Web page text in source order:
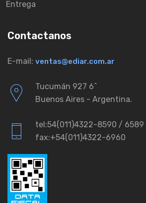
Entrega
Contactanos
E-mail: ventas@ediar.com.ar
Tucumán 927 6ˆ
Buenos Aires - Argentina.
tel:54(011)4322-8590 / 6589
fax:+54(011)4322-6960